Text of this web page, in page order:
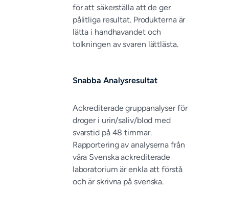
för att säkerställa att de ger
pålitliga resultat. Produkterna är
lätta i handhavandet och
tolkningen av svaren lättlästa.
Snabba Analysresultat
Ackrediterade gruppanalyser för
droger i urin/saliv/blod med
svarstid på 48 timmar.
Rapportering av analyserna från
våra Svenska ackrediterade
laboratorium är enkla att förstå
och är skrivna på svenska.